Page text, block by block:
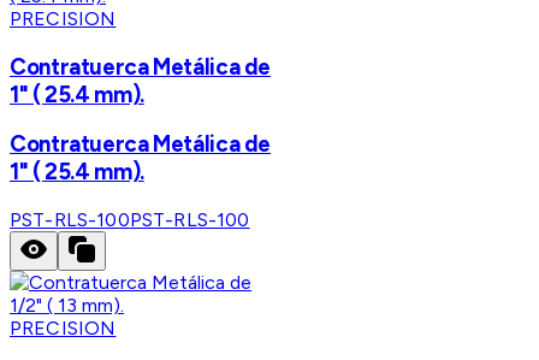
PRECISION
Contratuerca Metálica de
1" ( 25.4 mm).
Contratuerca Metálica de
1" ( 25.4 mm).
PST-RLS-100PST-RLS-100
PRECISION